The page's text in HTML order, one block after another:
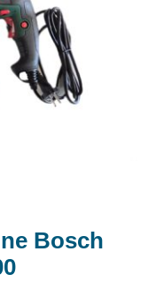
800
Bosch